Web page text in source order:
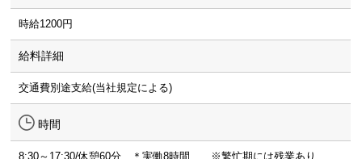
時給1200円
給料詳細
交通費別途支給(当社規定による)
時間
8:30～17:30/休憩60分 ＊実働8時間 ※繁忙期には残業あり